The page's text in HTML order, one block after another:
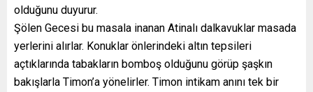
olduğunu duyurur.
Şölen Gecesi bu masala inanan Atinalı dalkavuklar masada
yerlerini alırlar. Konuklar önlerindeki altın tepsileri
açtıklarında tabakların bomboş olduğunu görüp şaşkın
bakışlarla Timon’a yönelirler. Timon intikam anını tek bir